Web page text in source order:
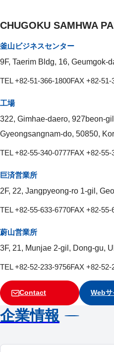
CHUGOKU SAMHWA
釜山ビジネスセンター
9F, Taerim Bldg, 16, Geumgok-
TEL +82-51-366-1800FAX +82-51-
工場
322, Gimhae-daero, 927beon-
Gyeongsangnam-do, 50850,
TEL +82-55-340-0777FAX +82-55-
巨済営業所
2F, 22, Jangpyeong-ro 1-gil,
TEL +82-55-633-6770FAX +82-55-
蔚山営業所
3F, 21, Munjae 2-gil, Dong-gu,
TEL +82-52-233-9756FAX +82-52-
Contact Webサ
企業情報